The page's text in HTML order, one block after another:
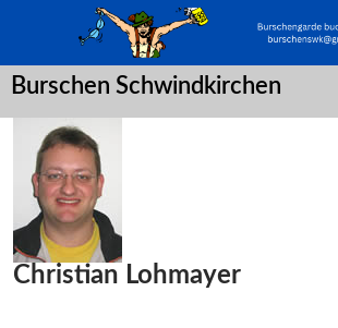
Burschen Schwindkirchen
INHALT
Christian Lohmayer